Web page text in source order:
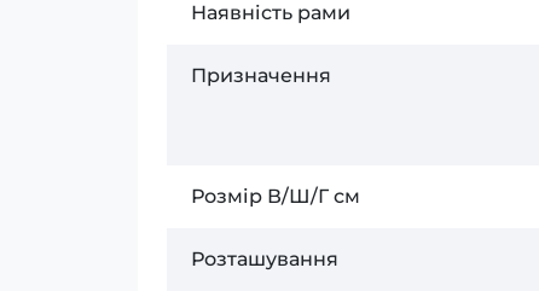
Наявність рами
Призначення
Розмір В/Ш/Г см
Розташування